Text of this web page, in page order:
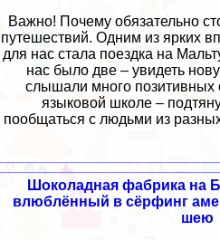
Важно! Почему обязательно
путешествий. Одним из ярких
для нас стала поездка на
нас было две – увидеть
слышали много позитивных
языковой школе –
пообщаться с людьми из
Шоколадная фабрика на
влюблённый в сёрфинг
шею